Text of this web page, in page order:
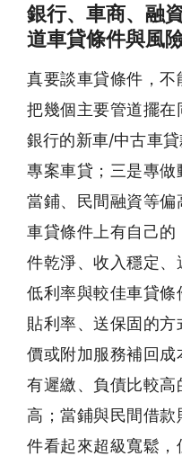
銀行、車商、融
道車貸條件與風
真要談車貸條件，
把幾個主要管道擺
銀行的新車/中古車
專案車貸；三是專
當鋪、民間融資等
車貸條件上有自己
件乾淨、收入穩定
低利率與較佳車貸
貼利率、送保固的
價或附加服務補回
有遲繳、負債比較
高；當鋪與民間借
件看起來超級寬鬆，